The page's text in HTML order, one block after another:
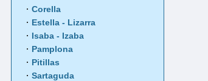
Corella
Estella - Lizarra
Isaba - Izaba
Pamplona
Pitillas
Sartaguda